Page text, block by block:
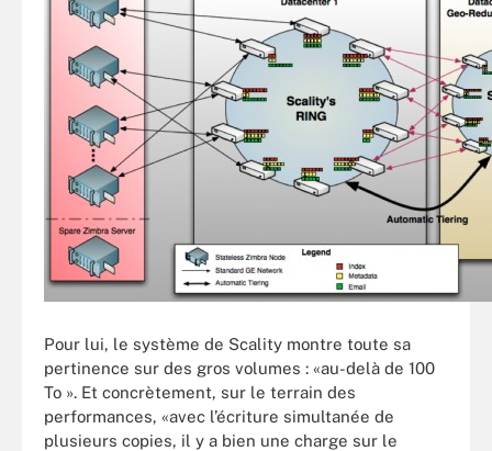
Pour lui, le système de Scality montre toute sa
pertinence sur des gros volumes : «au-delà de 100
To ». Et concrètement, sur le terrain des
performances, «avec l’écriture simultanée de
plusieurs copies, il y a bien une charge sur le